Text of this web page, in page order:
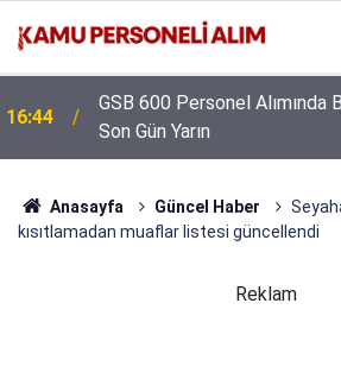
16:44
GSB 600 Personel Alımında
Son Gün Yarın
Anasayfa Güncel Haber
kısıtlamadan muaflar listesi güncellendi
Reklam